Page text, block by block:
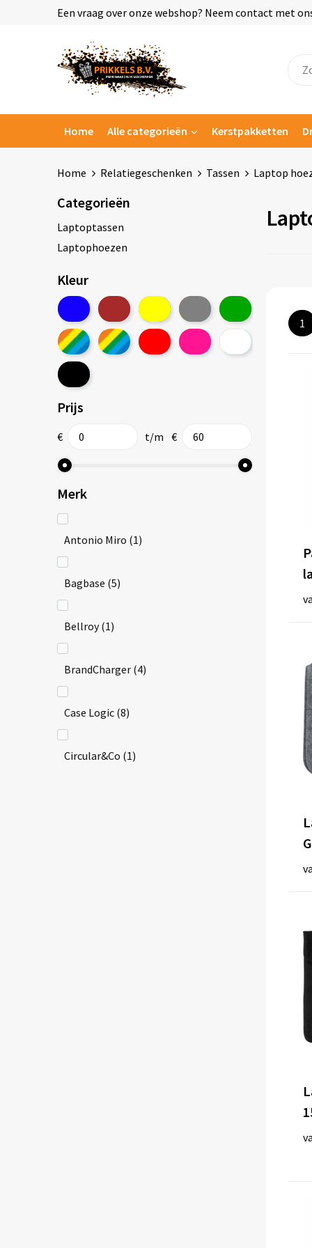
Een vraag over onze webshop? Neem contact met
Home Alle categorieën Kerstpakketten
Home Relatiegeschenken Tassen Laptop
Categorieën
Laptoptassen
Laptophoezen
Kleur
Prijs
€ t/m €
Merk
Antonio Miro (1)
Bagbase (5)
Bellroy (1)
BrandCharger (4)
Case Logic (8)
Circular&Co (1)
1